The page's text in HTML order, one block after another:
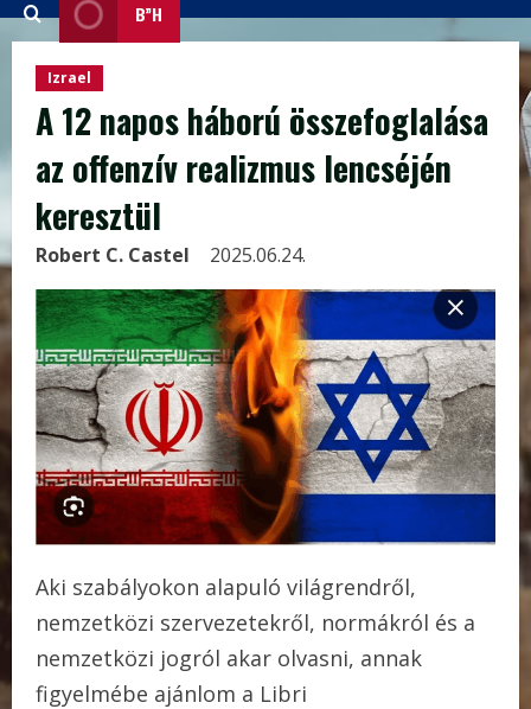
B”H
Izrael
A 12 napos háború összefoglalása
az offenzív realizmus lencséjén
keresztül
Robert C. Castel 2025.06.24.
Aki szabályokon alapuló világrendről,
nemzetközi szervezetekről, normákról és a
nemzetközi jogról akar olvasni, annak
figyelmébe ajánlom a Libri